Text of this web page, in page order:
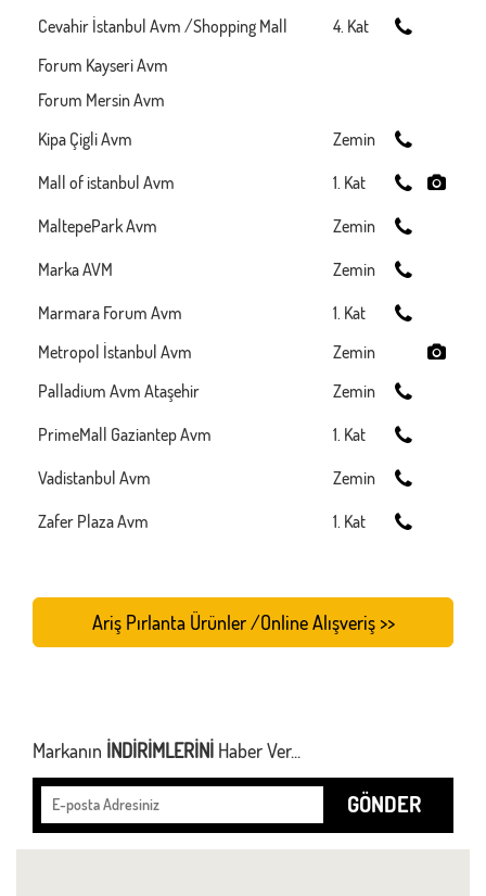
Cevahir İstanbul Avm /Shopping Mall
4. Kat
Forum Kayseri Avm
Forum Mersin Avm
Kipa Çigli Avm
Zemin
Mall of istanbul Avm
1. Kat
MaltepePark Avm
Zemin
Marka AVM
Zemin
Marmara Forum Avm
1. Kat
Metropol İstanbul Avm
Zemin
Palladium Avm Ataşehir
Zemin
PrimeMall Gaziantep Avm
1. Kat
Vadistanbul Avm
Zemin
Zafer Plaza Avm
1. Kat
Ariş Pırlanta Ürünler /Online Alışveriş >>
Markanın İNDİRİMLERİNİ Haber Ver...
GÖNDER